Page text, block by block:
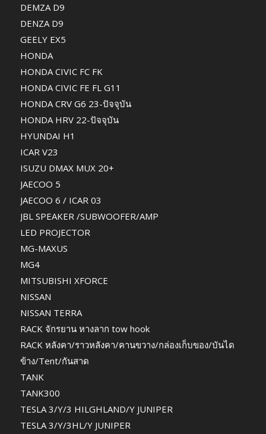
DEMZA D9
DENZA D9
GEELY EX5
HONDA
HONDA CIVIC FC FK
HONDA CIVIC FE FL G11
HONDA CRV G6 23-ปัจจุบัน
HONDA HRV 22-ปัจจุบัน
HYUNDAI H1
ICAR V23
ISUZU DMAX MUX 20+
JAECOO 5
JAECOO 6 / ICAR 03
JBL SPEAKER /SUBWOOFER/AMP
LED PROJECTOR
MG-MAXUS
MG4
MITSUBISHI XFORCE
NISSAN
NISSAN TERRA
RACK จักรยาน หางลาก tow hook
RACK หลังคา/ราวหลังคา/คานขวาง/กล่องเก็บของ/บันได
ข้าง/Tent/กันสาด
TANK
TANK300
TESLA 3/Y/3 HILGHLAND/Y JUNIPER
TESLA 3/Y/3HL/Y JUNIPER